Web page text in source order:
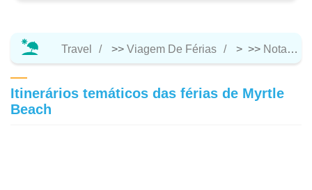
Travel >> Viagem De Férias > >> Notas De Viagem
Itinerários temáticos das férias de Myrtle
Beach